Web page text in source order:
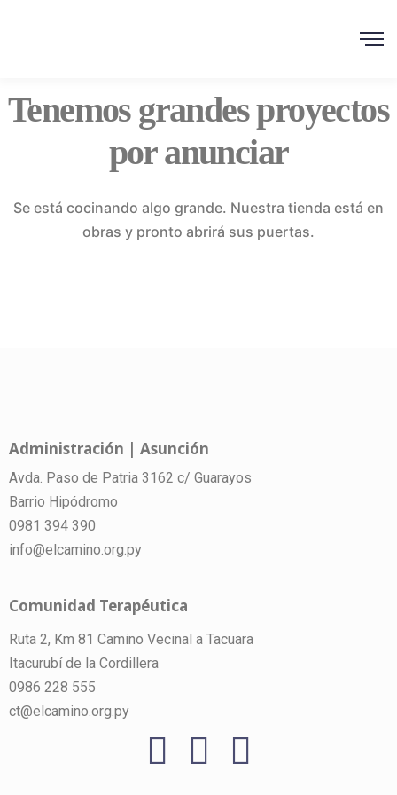
Tenemos grandes proyectos
por anunciar
Se está cocinando algo grande. Nuestra tienda está en
obras y pronto abrirá sus puertas.
Administración | Asunción
Avda. Paso de Patria 3162 c/ Guarayos
Barrio Hipódromo
0981 394 390
info@elcamino.org.py
Comunidad Terapéutica
Ruta 2, Km 81 Camino Vecinal a Tacuara
Itacurubí de la Cordillera
0986 228 555
ct@elcamino.org.py